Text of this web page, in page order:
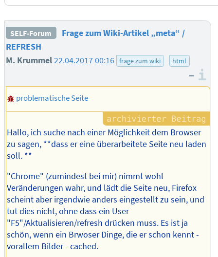
SELF-Forum
Frage zum Wiki-Artikel „meta“ /
REFRESH
M. Krummel22.04.2017 00:16 frage zum wiki html
–
problematische Seite
Hallo, ich suche nach einer Möglichkeit dem Browser
zu sagen, **dass er eine überarbeitete Seite neu laden
soll. **
"Chrome" (zumindest bei mir) nimmt wohl
Veränderungen wahr, und lädt die Seite neu, Firefox
scheint aber irgendwie anders eingestellt zu sein, und
tut dies nicht, ohne dass ein User
"F5"/Aktualisieren/refresh drücken muss. Es ist ja
schön, wenn ein Brwoser Dinge, die er schon kennt -
vorallem Bilder - cached.